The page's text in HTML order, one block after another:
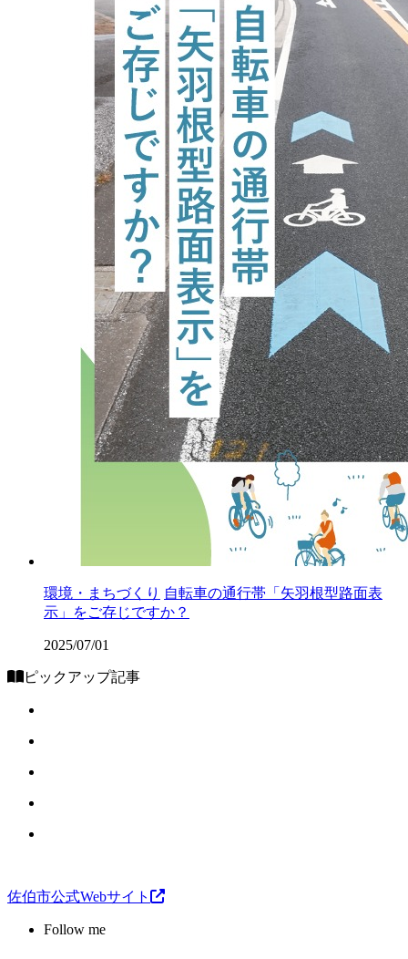
環境・まちづくり 自転車の通行帯「矢羽根型路面表
示」をご存じですか？
2025/07/01
ピックアップ記事
佐伯市公式Webサイト
Follow me